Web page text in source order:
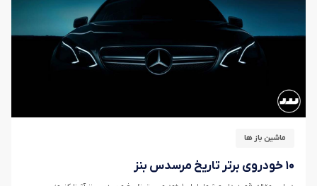
ماشین باز ها
۱۰ خودروی برتر تاریخ مرسدس بنز